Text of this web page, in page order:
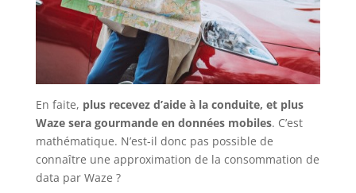
En faite, plus recevez d’aide à la conduite, et plus
Waze sera gourmande en données mobiles. C’est
mathématique. N’est-il donc pas possible de
connaître une approximation de la consommation de
data par Waze ?